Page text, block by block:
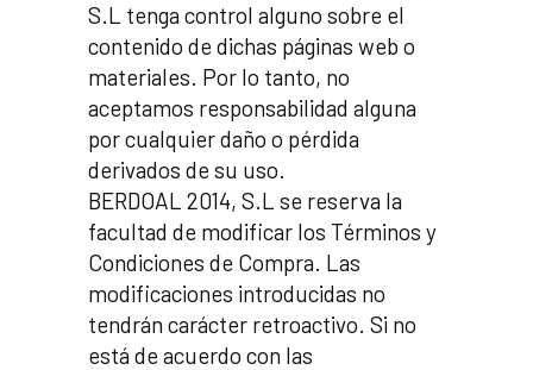
S.L tenga control alguno sobre el
contenido de dichas páginas web o
materiales. Por lo tanto, no
aceptamos responsabilidad alguna
por cualquier daño o pérdida
derivados de su uso.
BERDOAL 2014, S.L se reserva la
facultad de modificar los Términos y
Condiciones de Compra. Las
modificaciones introducidas no
tendrán carácter retroactivo. Si no
está de acuerdo con las